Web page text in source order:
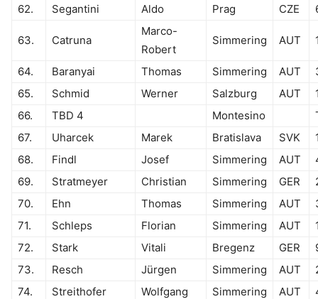
62.
Segantini Aldo Prag CZE
63. Catruna
Marco-
Robert
Simmering AUT
64. Baranyai Thomas Simmering AUT
65.
Schmid Werner Salzburg AUT
66.
TBD 4 Montesino
67.
Uharcek Marek Bratislava SVK
68.
Findl Josef Simmering AUT
69.
Stratmeyer Christian Simmering GER
70.
Ehn Thomas Simmering AUT
71.
Schleps Florian Simmering AUT
72.
Stark Vitali Bregenz GER
73.
Resch Jürgen Simmering AUT
74.
Streithofer Wolfgang Simmering AUT